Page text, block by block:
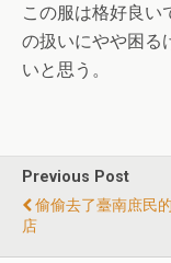
この服は格好良い
の扱いにやや困る
いと思う。
Previous Post
偷偷去了臺南庶民
店